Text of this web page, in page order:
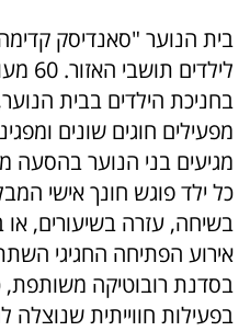
בית הנוער "סאנדיסק
בחניכת הילדים בבית
מפעילים חוגים שונים
מגיעים בני הנוער בהסעה
כל ילד פוגש חונך אישי
בשיחה, עזרה בשיעורים,
אירוע הפתיחה החגיגי
בסדנת רובוטיקה
בפעילות חווייתית שנוצלה